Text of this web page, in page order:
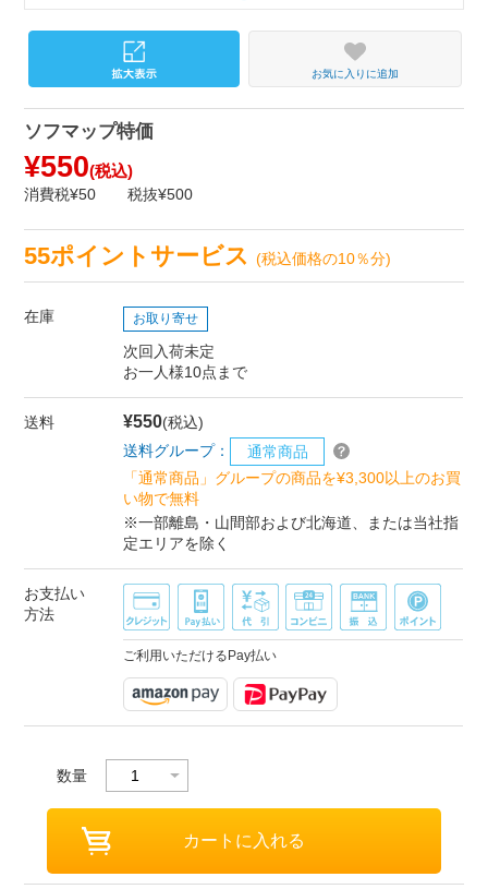
お気に入りに追加
ソフマップ特価
¥550(税込)
消費税¥50 税抜¥500
55ポイントサービス(税込価格の10％分)
在庫 お取り寄せ
次回入荷未定
お一人様10点まで
送料 ¥550(税込)
送料グループ：
通常商品
「通常商品」グループの商品を¥3,300以上のお買
い物で無料
※一部離島・山間部および北海道、または当社指
定エリアを除く
お支払い
方法
ご利用いただけるPay払い
数量